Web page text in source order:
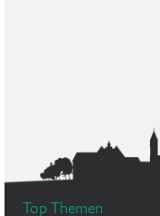
Top Themen